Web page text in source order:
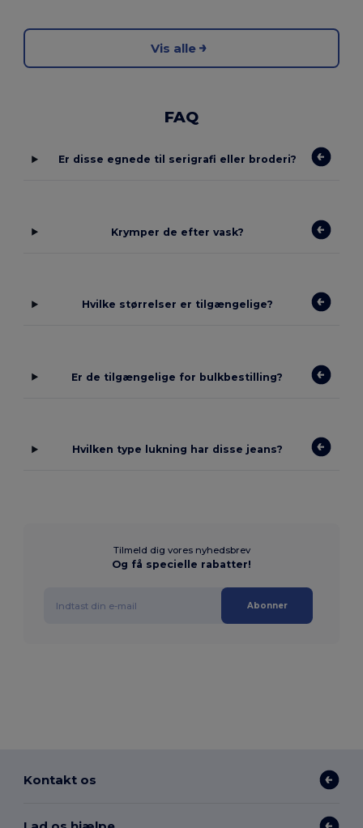
Vis alle
FAQ
Er disse egnede til serigrafi eller broderi?
Krymper de efter vask?
Hvilke størrelser er tilgængelige?
Er de tilgængelige for bulkbestilling?
Hvilken type lukning har disse jeans?
Tilmeld dig vores nyhedsbrev
Og få specielle rabatter!
Abonner
Kontakt os